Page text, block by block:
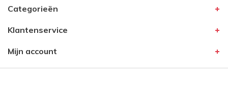
Categorieën
Klantenservice
Mijn account